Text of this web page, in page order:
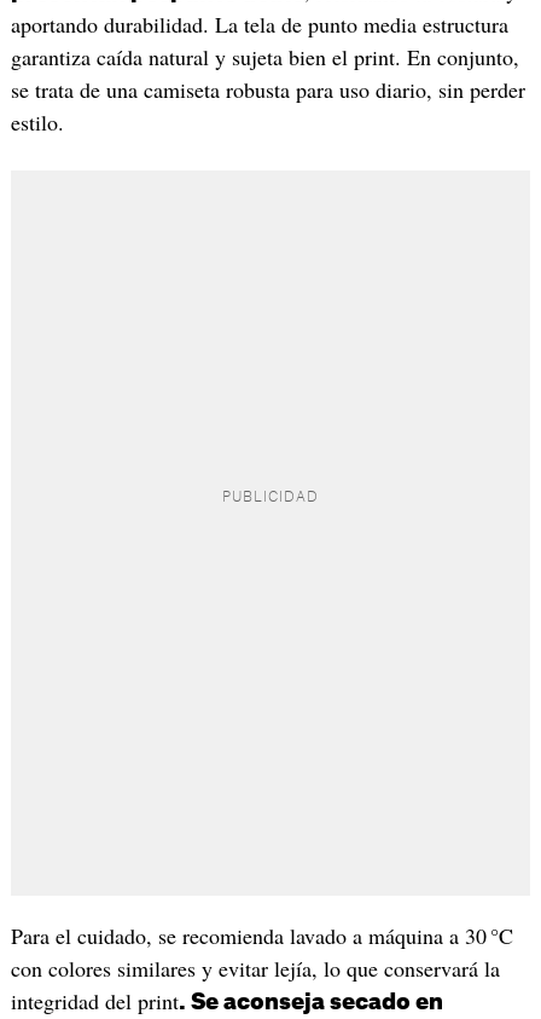
aportando durabilidad. La tela de punto media estructura
garantiza caída natural y sujeta bien el print. En conjunto,
se trata de una camiseta robusta para uso diario, sin perder
estilo.
Para el cuidado, se recomienda lavado a máquina a 30 °C
con colores similares y evitar lejía, lo que conservará la
integridad del print. Se aconseja secado en